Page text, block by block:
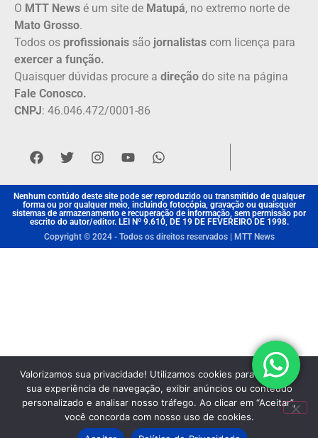
O MTT News é um site de Matupá, no extremo norte de
Mato Grosso.
Todos os profissionais são jornalistas com licença para
exercer a função.
Quaisquer dúvidas procure a direção do site na página
Fale Conosco.
CNPJ: 46.046.472/0001-86
Nenhum contúdo deste site pode ser reproduzido ou transmitido de qualquer
forma ou por qualquer meio, incluindo fotocópia, gravação ou quaisquer
sistemas de armazenamento e recuperação de informação, sem permissão por
escrito do autor/editor. LEI Nº 9.610, DE 19 DE FEVEREIRO DE 1998.
Copyright © 2024 - Todos os direitos reservados | MTT News
Valorizamos sua privacidade! Utilizamos cookies para aprimorar
sua experiência de navegação, exibir anúncios ou conteúdo
personalizado e analisar nosso tráfego. Ao clicar em “Aceitar”,
você concorda com nosso uso de cookies.